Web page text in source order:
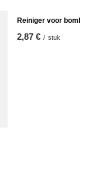
Reiniger voor
2,87 € / stuk